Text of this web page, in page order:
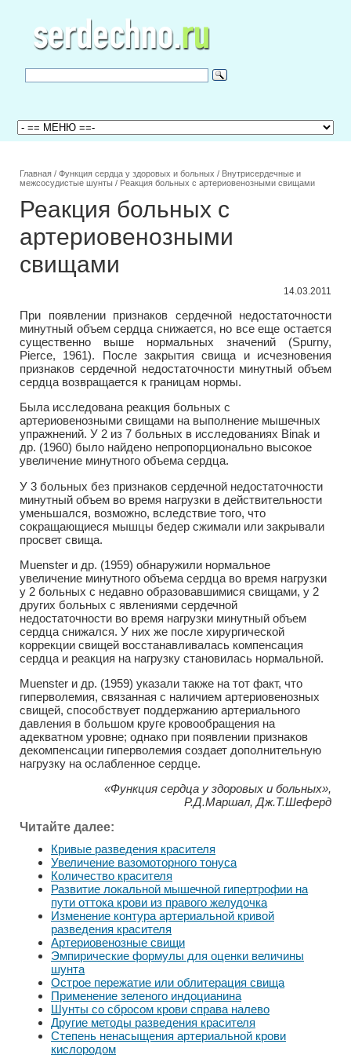
Главная / Функция сердца у здоровых и больных / Внутрисердечные и
межсосудистые шунты / Реакция больных с артериовенозными свищами
Реакция больных с
артериовенозными
свищами
14.03.2011
При появлении признаков сердечной недостаточности
минутный объем сердца снижается, но все еще остается
существенно выше нормальных значений (Spurny,
Pierce, 1961). После закрытия свища и исчезновения
признаков сердечной недостаточности минутный объем
сердца возвращается к границам нормы.
Была исследована реакция больных с
артериовенозными свищами на выполнение мышечных
упражнений. У 2 из 7 больных в исследованиях Binak и
др. (1960) было найдено непропорционально высокое
увеличение минутного объема сердца.
У 3 больных без признаков сердечной недостаточности
минутный объем во время нагрузки в действительности
уменьшался, возможно, вследствие того, что
сокращающиеся мышцы бедер сжимали или закрывали
просвет свища.
Muenster и др. (1959) обнаружили нормальное
увеличение минутного объема сердца во время нагрузки
у 2 больных с недавно образовавшимися свищами, у 2
других больных с явлениями сердечной
недостаточности во время нагрузки минутный объем
сердца снижался. У них же после хирургической
коррекции свищей восстанавливалась компенсация
сердца и реакция на нагрузку становилась нормальной.
Muenster и др. (1959) указали также на тот факт, что
гиперволемия, связанная с наличием артериовенозных
свищей, способствует поддержанию артериального
давления в большом круге кровообращения на
адекватном уровне; однако при появлении признаков
декомпенсации гиперволемия создает дополнительную
нагрузку на ослабленное сердце.
«Функция сердца у здоровых и больных»,
Р.Д.Маршал, Дж.Т.Шеферд
Читайте далее:
Кривые разведения красителя
Увеличение вазомоторного тонуса
Количество красителя
Развитие локальной мышечной гипертрофии на
пути оттока крови из правого желудочка
Изменение контура артериальной кривой
разведения красителя
Артериовенозные свищи
Эмпирические формулы для оценки величины
шунта
Острое пережатие или облитерация свища
Применение зеленого индоцианина
Шунты со сбросом крови справа налево
Другие методы разведения красителя
Степень ненасыщения артериальной крови
кислородом